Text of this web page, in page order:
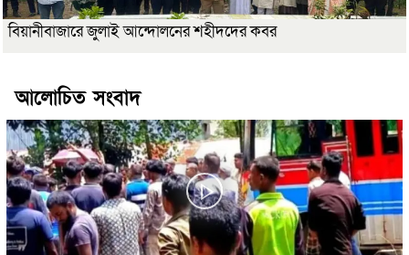
বিয়ানীবাজারে জুলাই আন্দোলনের শহীদদের কবর
আলোচিত সংবাদ